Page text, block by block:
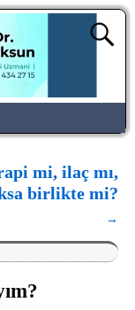
mi, ilaç mı,
birlikte mi?
→